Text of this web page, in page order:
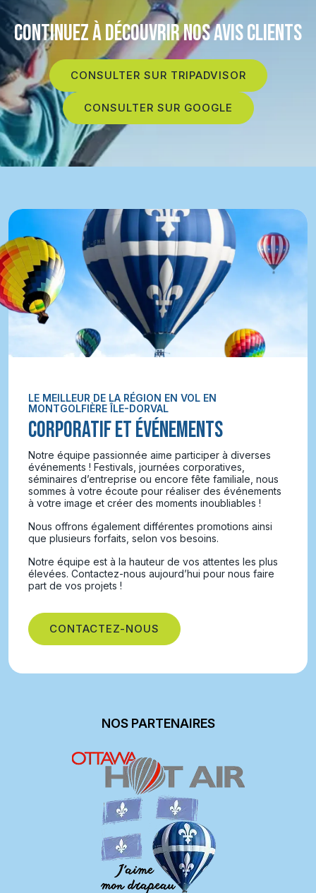
CONTINUEZ À DÉCOUVRIR NOS AVIS CLIENTS
CONSULTER SUR TRIPADVISOR
CONSULTER SUR GOOGLE
LE MEILLEUR DE LA RÉGION EN VOL EN
MONTGOLFIÈRE ÎLE-DORVAL
CORPORATIF ET ÉVÉNEMENTS
Notre équipe passionnée aime participer à diverses
événements ! Festivals, journées corporatives,
séminaires d’entreprise ou encore fête familiale, nous
sommes à votre écoute pour réaliser des événements
à votre image et créer des moments inoubliables !
Nous offrons également différentes promotions ainsi
que plusieurs forfaits, selon vos besoins.
Notre équipe est à la hauteur de vos attentes les plus
élevées. Contactez-nous aujourd’hui pour nous faire
part de vos projets !
CONTACTEZ-NOUS
NOS PARTENAIRES